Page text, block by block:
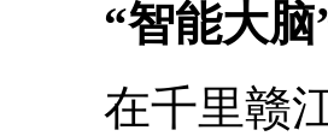
“智能大脑”
在千里赣江